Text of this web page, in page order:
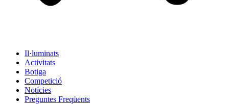
Il·luminats
Activitats
Botiga
Competició
Notícies
Preguntes Freqüents